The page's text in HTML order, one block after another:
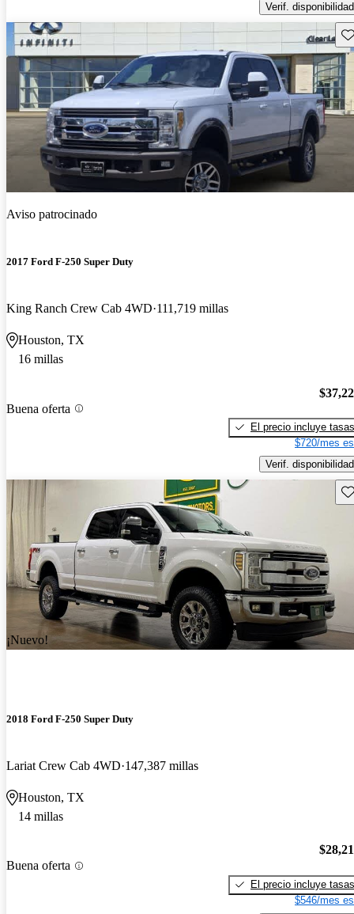
Verif. disponibilidad
Aviso patrocinado
2017 Ford F-250 Super Duty
King Ranch Crew Cab 4WD 111,719 millas
Houston, TX
16 millas
Buena oferta
El precio incluye tasas
$720/mes
Verif. disponibilidad
¡Nuevo!
2018 Ford F-250 Super Duty
Lariat Crew Cab 4WD 147,387 millas
Houston, TX
14 millas
Buena oferta
El precio incluye tasas
$546/mes